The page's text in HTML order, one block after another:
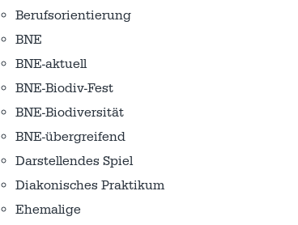
Berufsorientierung
BNE
BNE-aktuell
BNE-Biodiv-Fest
BNE-Biodiversität
BNE-übergreifend
Darstellendes Spiel
Diakonisches Praktikum
Ehemalige